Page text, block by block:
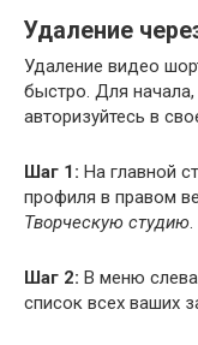
Удаление
Удаление видео
быстро. Для начала,
авторизуйтесь в
Шаг 1: На главной
профиля в правом
Творческую студию.
Шаг 2: В меню
список всех ваших